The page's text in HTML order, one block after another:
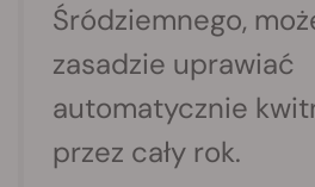
Śródziemnego,
zasadzie uprawiać
automatycznie
przez cały rok.